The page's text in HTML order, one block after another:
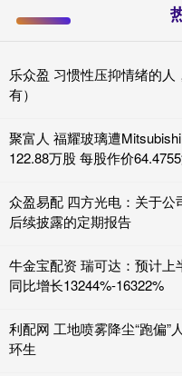
乐众盈 习惯性压抑情绪的
有）
聚富人 福耀玻璃遭
122.88万股 每股作价
众盈易配 四方光电：关于公
后续披露的定期报告
牛金宝配资 瑞可达：预计上
同比增长13244%-16322%
利配网 工地喷雾降尘“跑偏”
环生